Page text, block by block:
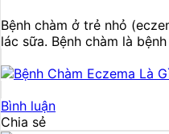
Bệnh chàm ở trẻ nhỏ
lác sữa. Bệnh chàm là
Bình luận
Chia sẻ